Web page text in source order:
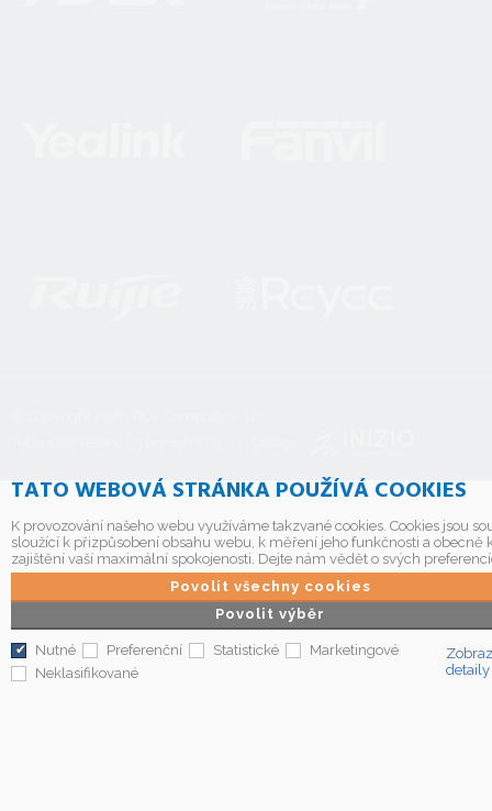
TATO WEBOVÁ STRÁNKA POUŽÍVÁ COOKIES
K provozování našeho webu využíváme takzvané cookies. Cookies jsou
sloužící k přizpůsobení obsahu webu, k měření jeho funkčnosti a obecně
zajištění vaší maximální spokojenosti. Dejte nám vědět o svých
Povolit výběr
Povolit všechny cookies
Nutné Preferenční Statistické
Marketingové
Neklasifikované
detaily